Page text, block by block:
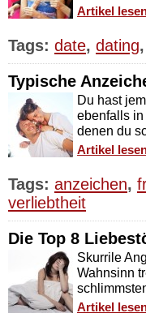
Artikel
Tags: date, dating,
Typische
Du hast
ebenfalls
denen du
Artikel
Tags: anzeichen,
verliebtheit
Die Top 8
Skurrile
Wahnsinn
Artikel